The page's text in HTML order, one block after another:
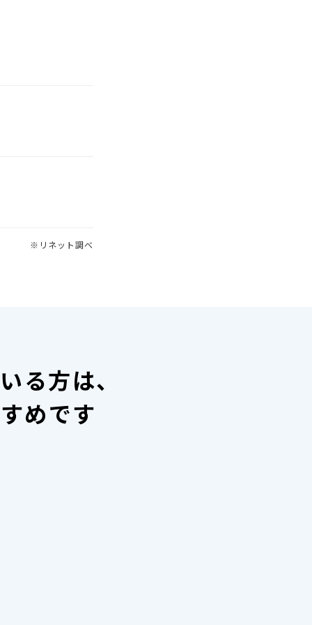
※リネット調べ
る方は、
めです